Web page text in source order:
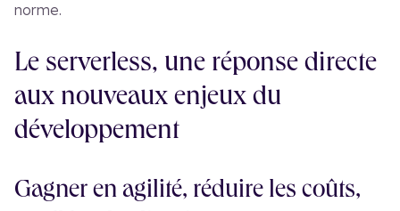
norme.
Le serverless, une réponse directe
aux nouveaux enjeux du
développement
Gagner en agilité, réduire les coûts,